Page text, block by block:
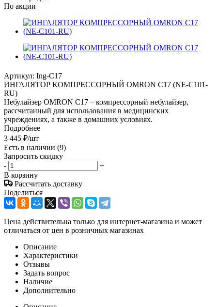
По акции
Артикул: Ing-C17
ИНГАЛЯТОР КОМПРЕССОРНЫЙ OMRON C17 (NE-C101-
RU)
Небулайзер OMRON C17 – компрессорный небулайзер,
рассчитанный для использования в медицинских
учреждениях, а также в домашних условиях.
Подробнее
3 445 ₽/шт
Есть в наличии (9)
Запросить скидку
-
+
В корзину
Рассчитать доставку
Поделиться
Цена действительна только для интернет-магазина и может
отличаться от цен в розничных магазинах
Описание
Характеристики
Отзывы
Задать вопрос
Наличие
Дополнительно